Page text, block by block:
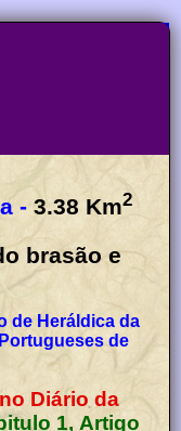
- 3.38 Km2
brasão e
de Heráldica da
de
Diário da
1, Artigo